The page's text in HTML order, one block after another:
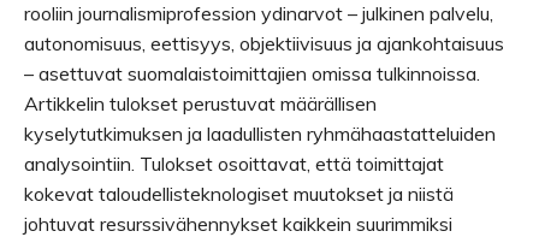
rooliin journalismiprofession ydinarvot – julkinen palvelu,
autonomisuus, eettisyys, objektiivisuus ja ajankohtaisuus
– asettuvat suomalaistoimittajien omissa tulkinnoissa.
Artikkelin tulokset perustuvat määrällisen
kyselytutkimuksen ja laadullisten ryhmähaastatteluiden
analysointiin. Tulokset osoittavat, että toimittajat
kokevat taloudellis­teknologiset muutokset ja niistä
johtuvat resurssivähennykset kaikkein suurimmiksi